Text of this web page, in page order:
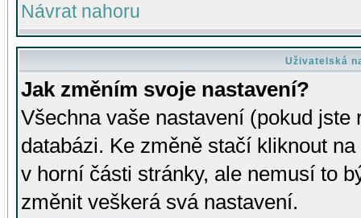
Návrat nahoru
Uživatelská
Jak změním svoje nastavení?
Všechna vaše nastavení (pokud
databázi. Ke změně stačí kliknout
v horní části stránky, ale nemusí to
změnit veškerá svá nastavení.